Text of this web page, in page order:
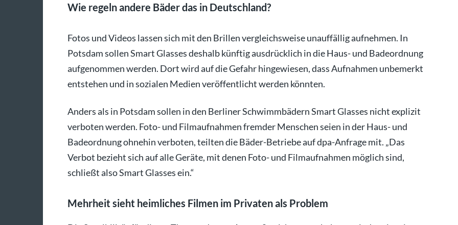
Wie regeln andere Bäder das in Deutschland?
Fotos und Videos lassen sich mit den Brillen vergleichsweise unauffällig aufnehmen. In
Potsdam sollen Smart Glasses deshalb künftig ausdrücklich in die Haus- und Badeordnung
aufgenommen werden. Dort wird auf die Gefahr hingewiesen, dass Aufnahmen unbemerkt
entstehen und in sozialen Medien veröffentlicht werden könnten.
Anders als in Potsdam sollen in den Berliner Schwimmbädern Smart Glasses nicht explizit
verboten werden. Foto- und Filmaufnahmen fremder Menschen seien in der Haus- und
Badeordnung ohnehin verboten, teilten die Bäder-Betriebe auf dpa-Anfrage mit. „Das
Verbot bezieht sich auf alle Geräte, mit denen Foto- und Filmaufnahmen möglich sind,
schließt also Smart Glasses ein.“
Mehrheit sieht heimliches Filmen im Privaten als Problem